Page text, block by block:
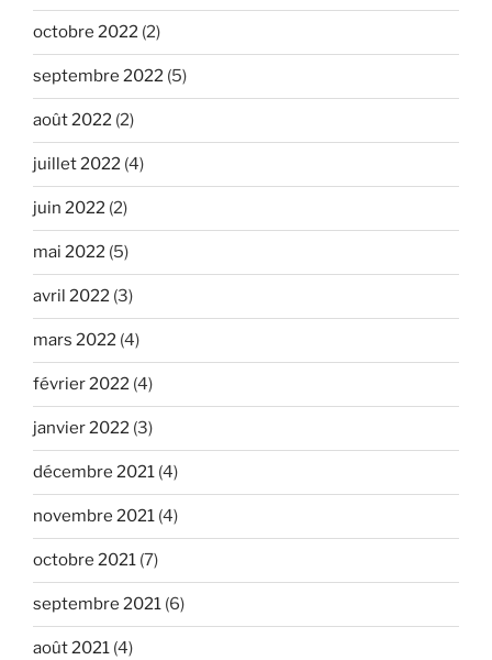
octobre 2022 (2)
septembre 2022 (5)
août 2022 (2)
juillet 2022 (4)
juin 2022 (2)
mai 2022 (5)
avril 2022 (3)
mars 2022 (4)
février 2022 (4)
janvier 2022 (3)
décembre 2021 (4)
novembre 2021 (4)
octobre 2021 (7)
septembre 2021 (6)
août 2021 (4)